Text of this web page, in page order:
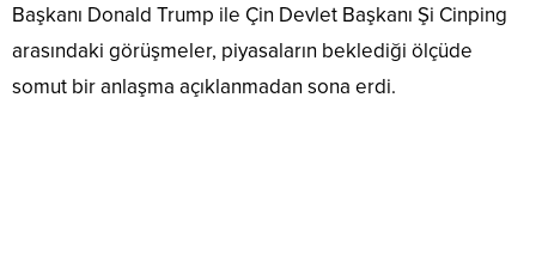
Başkanı Donald Trump ile Çin Devlet Başkanı Şi Cinping
arasındaki görüşmeler, piyasaların beklediği ölçüde
somut bir anlaşma açıklanmadan sona erdi.